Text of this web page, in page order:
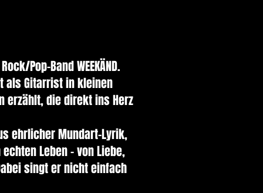
Pop-Band WEEKÄND.
als Gitarrist in kleinen
erzählt, die direkt ins Herz
ehrlicher Mundart-Lyrik,
Leben – von Liebe,
singt er nicht einfach